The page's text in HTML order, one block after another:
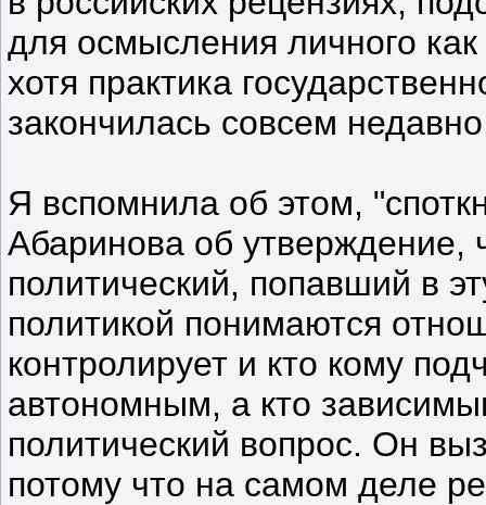
для осмысления личного как
хотя практика
закончилась совсем
Я вспомнила об этом,
Абаринова об утверждение,
политический, попавший в
политикой понимаются
контролирует и кто кому
автономным, а кто
политический вопрос. Он
потому что на самом деле